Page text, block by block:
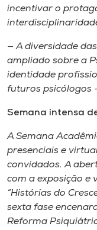
incentivar o
— A diversidade
ampliado sobre a
identidade
futuros psicólogos
Semana intensa
A Semana
presenciais e
convidados. A
com a exposição e
“Histórias do
sexta fase
Reforma